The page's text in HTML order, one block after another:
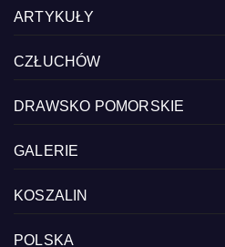
ARTYKUŁY
CZŁUCHÓW
DRAWSKO POMORSKIE
GALERIE
KOSZALIN
POLSKA